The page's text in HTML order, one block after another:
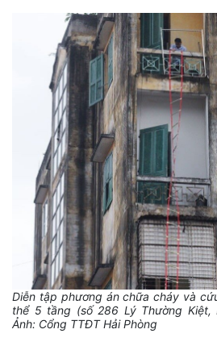
Diễn tập phương án chữa cháy và
thể 5 tầng (số 286 Lý Thường Kiệt,
Ảnh: Cổng TTĐT Hải Phòng